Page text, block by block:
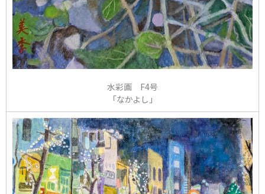
水彩画 F4号
「なかよし」